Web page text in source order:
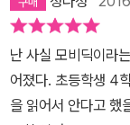
다르지 않죠. 상관
단순이 에이해브 선
았을지도 모릅니다.
의 갈등, 동료 혹은
래와의 소리 없는 대
일'은, '에이 헤브' 선
된다.​그렇게 망망대
백과사전적인 지식
려 방문하고 사교도 나누고, 편지도 전해주고 안부도 묻는데, '에이 헤
'실재'의 것일지라도
유되어야 할 병리학
이라는 매개물을 경
동'의 자취를 설핏
포트만)가 도달한
난 사실 모비딕이라
어졌다. 초등학생 4
을 읽어서 안다고 했